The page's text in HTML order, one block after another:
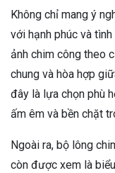
Không chỉ mang ý
với hạnh phúc và
ảnh chim công theo
chung và hòa hợp
đây là lựa chọn phù
ấm êm và bền chặt
Ngoài ra, bộ lông
còn được xem là